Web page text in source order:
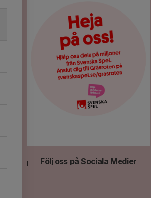
Följ oss på Sociala Medier